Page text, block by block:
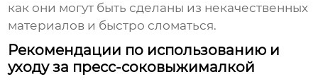
как они могут быть сделаны из некачественных
материалов и быстро сломаться.
Рекомендации по использованию и
уходу за пресс-соковыжималкой